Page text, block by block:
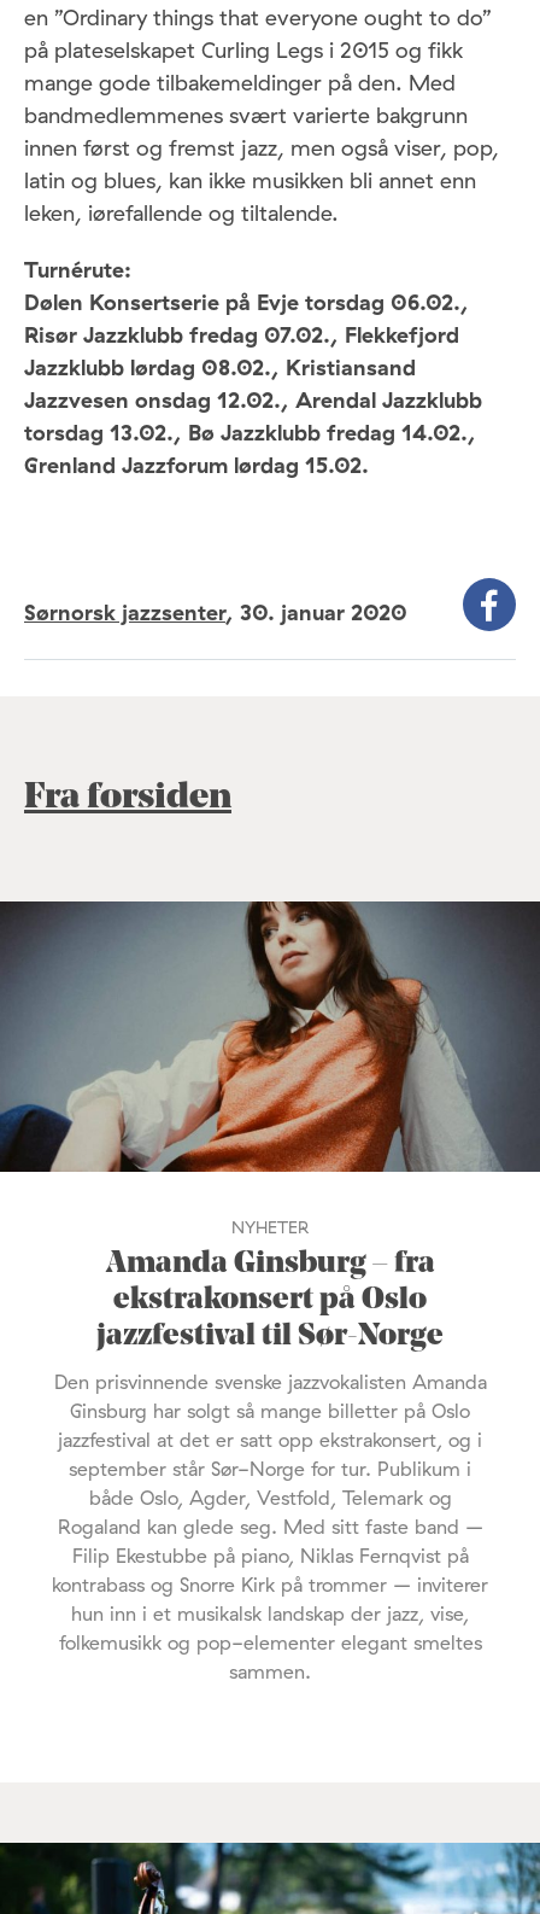
en ”Ordinary things that everyone ought to do”
på plateselskapet Curling Legs i 2015 og fikk
mange gode tilbakemeldinger på den. Med
bandmedlemmenes svært varierte bakgrunn
innen først og fremst jazz, men også viser, pop,
latin og blues, kan ikke musikken bli annet enn
leken, iørefallende og tiltalende.
Turnérute:
Dølen Konsertserie på Evje torsdag 06.02.,
Risør Jazzklubb fredag 07.02., Flekkefjord
Jazzklubb lørdag 08.02., Kristiansand
Jazzvesen onsdag 12.02., Arendal Jazzklubb
torsdag 13.02., Bø Jazzklubb fredag 14.02.,
Grenland Jazzforum lørdag 15.02.
Sørnorsk jazzsenter, 30. januar 2020
Fra forsiden
NYHETER
Amanda Ginsburg – fra
ekstrakonsert på Oslo
jazzfestival til Sør-Norge
Den prisvinnende svenske jazzvokalisten Amanda
Ginsburg har solgt så mange billetter på Oslo
jazzfestival at det er satt opp ekstrakonsert, og i
september står Sør-Norge for tur. Publikum i
både Oslo, Agder, Vestfold, Telemark og
Rogaland kan glede seg. Med sitt faste band –
Filip Ekestubbe på piano, Niklas Fernqvist på
kontrabass og Snorre Kirk på trommer – inviterer
hun inn i et musikalsk landskap der jazz, vise,
folkemusikk og pop-elementer elegant smeltes
sammen.